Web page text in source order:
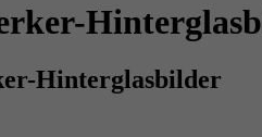
Hinterglasbilder